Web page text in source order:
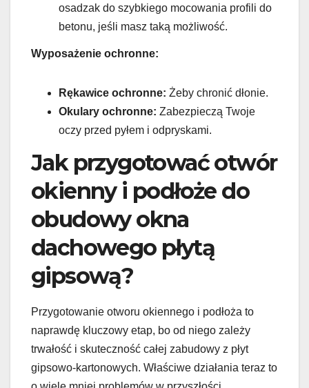
osadzak do szybkiego mocowania profili do
betonu, jeśli masz taką możliwość.
Wyposażenie ochronne:
Rękawice ochronne: Żeby chronić dłonie.
Okulary ochronne: Zabezpieczą Twoje
oczy przed pyłem i odpryskami.
Jak przygotować otwór
okienny i podłoże do
obudowy okna
dachowego płytą
gipsową?
Przygotowanie otworu okiennego i podłoża to
naprawdę kluczowy etap, bo od niego zależy
trwałość i skuteczność całej zabudowy z płyt
gipsowo-kartonowych. Właściwe działania teraz to